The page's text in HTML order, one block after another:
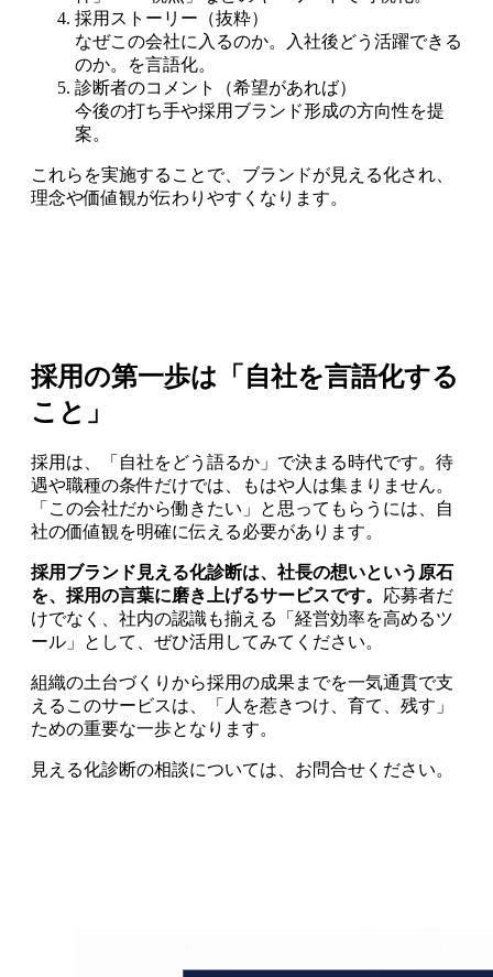
採用ストーリー（抜粋）
なぜこの会社に入るのか。入社後どう活躍できる
のか。を言語化。
診断者のコメント（希望があれば）
今後の打ち手や採用ブランド形成の方向性を提
案。
これらを実施することで、ブランドが見える化され、
理念や価値観が伝わりやすくなります。
採用の第一歩は「自社を言語化する
こと」
採用は、「自社をどう語るか」で決まる時代です。待
遇や職種の条件だけでは、もはや人は集まりません。
「この会社だから働きたい」と思ってもらうには、自
社の価値観を明確に伝える必要があります。
採用ブランド見える化診断は、社長の想いという原石
を、採用の言葉に磨き上げるサービスです。 応募者だ
けでなく、社内の認識も揃える「経営効率を高めるツ
ール」として、ぜひ活用してみてください。
組織の土台づくりから採用の成果までを一気通貫で支
えるこのサービスは、「人を惹きつけ、育て、残す」
ための重要な一歩となります。
見える化診断の相談については、お問合せください。